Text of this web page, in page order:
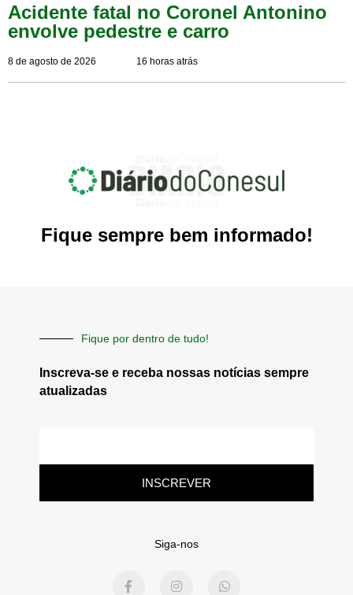
Acidente fatal no Coronel Antonino
envolve pedestre e carro
8 de agosto de 2026 16 horas atrás
Fique sempre bem informado!
Fique por dentro de tudo!
Inscreva-se e receba nossas notícias sempre
atualizadas
INSCREVER
Siga-nos
a
n
h